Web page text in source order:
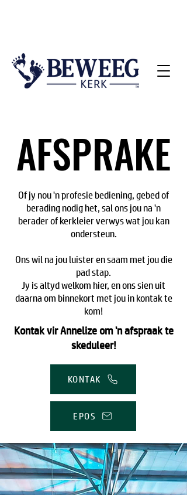
AFSPRAKE
AFSPRAKE
Of jy nou 'n profesie bediening, gebed of
berading nodig het, sal ons jou na 'n
berader of kerkleier verwys wat jou kan
ondersteun.
Ons wil na jou luister en saam met jou die
pad stap.
Jy is altyd welkom hier, en ons sien uit
daarna om binnekort met jou in kontak te
kom!
Kontak vir Annelize om 'n afspraak te
skeduleer!
KONTAK
EPOS